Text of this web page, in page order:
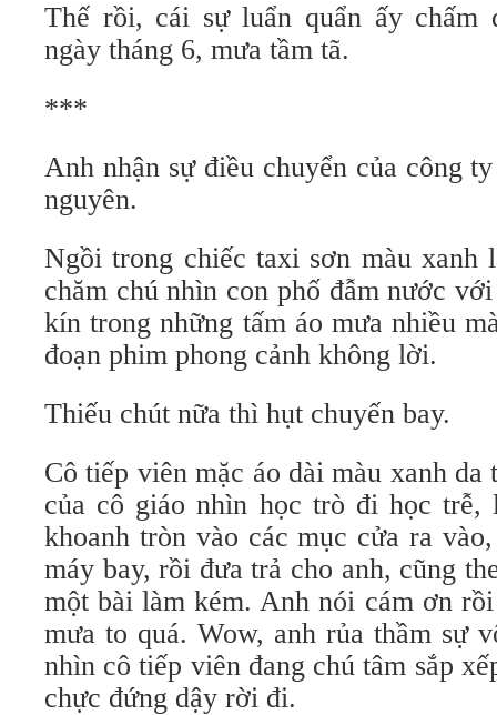
Thế rồi, cái sự luẩn quẩn ấy chấm
ngày tháng 6, mưa tầm tã.
***
Anh nhận sự điều chuyển của công
nguyên.
Ngồi trong chiếc taxi sơn màu xanh
chăm chú nhìn con phố đẫm nước
kín trong những tấm áo mưa nhiều
đoạn phim phong cảnh không lời.
Thiếu chút nữa thì hụt chuyến bay.
Cô tiếp viên mặc áo dài màu xanh
của cô giáo nhìn học trò đi học trễ,
khoanh tròn vào các mục cửa ra
máy bay, rồi đưa trả cho anh, cũng
một bài làm kém. Anh nói cám ơn
mưa to quá. Wow, anh rủa thầm sự
nhìn cô tiếp viên đang chú tâm sắp
chực đứng dậy rời đi.